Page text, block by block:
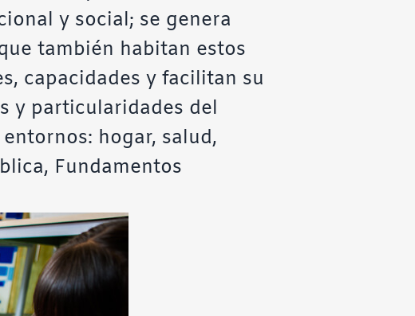
y social; se genera
también habitan estos
capacidades y facilitan su
y particularidades del
hogar, salud,
Fundamentos